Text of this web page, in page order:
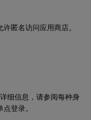
匿名访问应用商店。
细信息，请参阅每种身
点登录。